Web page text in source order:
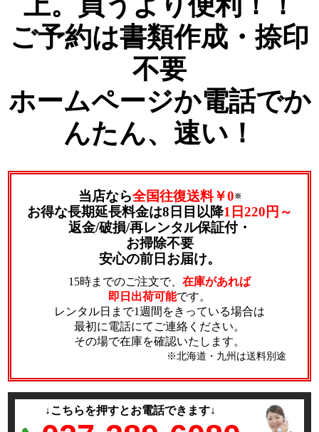
ご予約は書類作成・捺印
不要
ホームページか電話でか
んたん、速い！
当店なら全国往復送料￥0※
お得な長期延長料金は8日目以降1日220円～
返金/破損/再レンタル保証付・
お掃除不要
安心の前日お届け。
15時までのご注文で、 在庫があれば
即日出荷可能です。
レンタル日まで1週間をきっている場合は
最初に電話にてご連絡ください。
その場で在庫を確認いたします。
※北海道・九州は送料別途
↓こちらを押すとお電話できます↓